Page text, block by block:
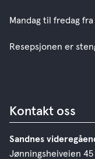
Mandag til fredag
Resepsjonen er
Kontakt oss
Sandnes
Jønningsheiveien 45